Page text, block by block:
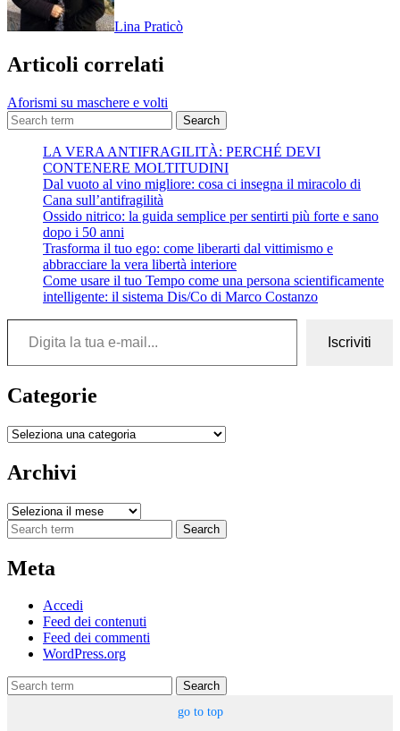
Lina Praticò
Articoli correlati
Aforismi su maschere e volti
Search
LA VERA ANTIFRAGILITÀ: PERCHÉ DEVI
CONTENERE MOLTITUDINI
Dal vuoto al vino migliore: cosa ci insegna il miracolo di
Cana sull’antifragilità
Ossido nitrico: la guida semplice per sentirti più forte e sano
dopo i 50 anni
Trasforma il tuo ego: come liberarti dal vittimismo e
abbracciare la vera libertà interiore
Come usare il tuo Tempo come una persona scientificamente
intelligente: il sistema Dis/Co di Marco Costanzo
Digita la tua e-mail...
Iscriviti
Categorie
Categorie
Archivi
Archivi
Search
Meta
Accedi
Feed dei contenuti
Feed dei commenti
WordPress.org
Search
go to top